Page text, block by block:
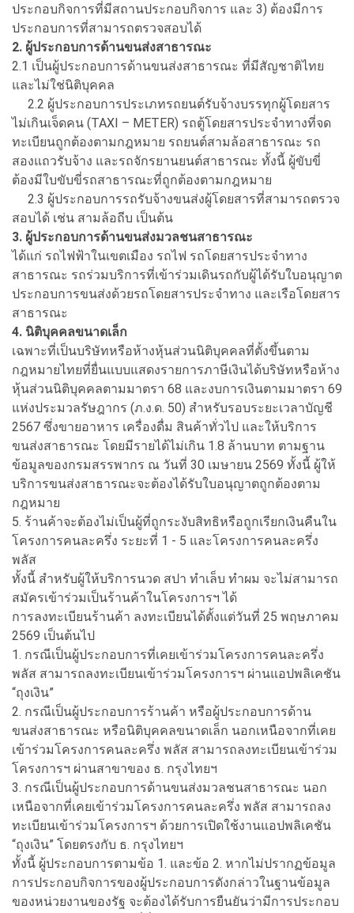
ประกอบกิจการที่มีสถานประกอบกิจการ และ 3) ต้องมีการ
ประกอบการที่สามารถตรวจสอบได้
2. ผู้ประกอบการด้านขนส่งสาธารณะ
2.1 เป็นผู้ประกอบการด้านขนส่งสาธารณะ ที่มีสัญชาติไทย
และไม่ใช่นิติบุคคล
2.2 ผู้ประกอบการประเภทรถยนต์รับจ้างบรรทุกผู้โดยสาร
ไม่เกินเจ็ดคน (TAXI – METER) รถตู้โดยสารประจำทางที่จด
ทะเบียนถูกต้องตามกฎหมาย รถยนต์สามล้อสาธารณะ รถ
สองแถวรับจ้าง และรถจักรยานยนต์สาธารณะ ทั้งนี้ ผู้ขับขี่
ต้องมีใบขับขี่รถสาธารณะที่ถูกต้องตามกฎหมาย
2.3 ผู้ประกอบการรถรับจ้างขนส่งผู้โดยสารที่สามารถตรวจ
สอบได้ เช่น สามล้อถีบ เป็นต้น
3. ผู้ประกอบการด้านขนส่งมวลชนสาธารณะ
ได้แก่ รถไฟฟ้าในเขตเมือง รถไฟ รถโดยสารประจำทาง
สาธารณะ รถร่วมบริการที่เข้าร่วมเดินรถกับผู้ได้รับใบอนุญาต
ประกอบการขนส่งด้วยรถโดยสารประจำทาง และเรือโดยสาร
สาธารณะ
4. นิติบุคคลขนาดเล็ก
เฉพาะที่เป็นบริษัทหรือห้างหุ้นส่วนนิติบุคคลที่ตั้งขึ้นตาม
กฎหมายไทยที่ยื่นแบบแสดงรายการภาษีเงินได้บริษัทหรือห้าง
หุ้นส่วนนิติบุคคลตามมาตรา 68 และงบการเงินตามมาตรา 69
แห่งประมวลรัษฎากร (ภ.ง.ด. 50) สำหรับรอบระยะเวลาบัญชี
2567 ซึ่งขายอาหาร เครื่องดื่ม สินค้าทั่วไป และให้บริการ
ขนส่งสาธารณะ โดยมีรายได้ไม่เกิน 1.8 ล้านบาท ตามฐาน
ข้อมูลของกรมสรรพากร ณ วันที่ 30 เมษายน 2569 ทั้งนี้ ผู้ให้
บริการขนส่งสาธารณะจะต้องได้รับใบอนุญาตถูกต้องตาม
กฎหมาย
5. ร้านค้าจะต้องไม่เป็นผู้ที่ถูกระงับสิทธิหรือถูกเรียกเงินคืนใน
โครงการคนละครึ่ง ระยะที่ 1 - 5 และโครงการคนละครึ่ง
พลัส
ทั้งนี้ สำหรับผู้ให้บริการนวด สปา ทำเล็บ ทำผม จะไม่สามารถ
สมัครเข้าร่วมเป็นร้านค้าในโครงการฯ ได้
การลงทะเบียนร้านค้า ลงทะเบียนได้ตั้งแต่วันที่ 25 พฤษภาคม
2569 เป็นต้นไป
1. กรณีเป็นผู้ประกอบการที่เคยเข้าร่วมโครงการคนละครึ่ง
พลัส สามารถลงทะเบียนเข้าร่วมโครงการฯ ผ่านแอปพลิเคชัน
“ถุงเงิน”
2. กรณีเป็นผู้ประกอบการร้านค้า หรือผู้ประกอบการด้าน
ขนส่งสาธารณะ หรือนิติบุคคลขนาดเล็ก นอกเหนือจากที่เคย
เข้าร่วมโครงการคนละครึ่ง พลัส สามารถลงทะเบียนเข้าร่วม
โครงการฯ ผ่านสาขาของ ธ. กรุงไทยฯ
3. กรณีเป็นผู้ประกอบการด้านขนส่งมวลชนสาธารณะ นอก
เหนือจากที่เคยเข้าร่วมโครงการคนละครึ่ง พลัส สามารถลง
ทะเบียนเข้าร่วมโครงการฯ ด้วยการเปิดใช้งานแอปพลิเคชัน
“ถุงเงิน” โดยตรงกับ ธ. กรุงไทยฯ
ทั้งนี้ ผู้ประกอบการตามข้อ 1. และข้อ 2. หากไม่ปรากฏข้อมูล
การประกอบกิจการของผู้ประกอบการดังกล่าวในฐานข้อมูล
ของหน่วยงานของรัฐ จะต้องได้รับการยืนยันว่ามีการประกอบ